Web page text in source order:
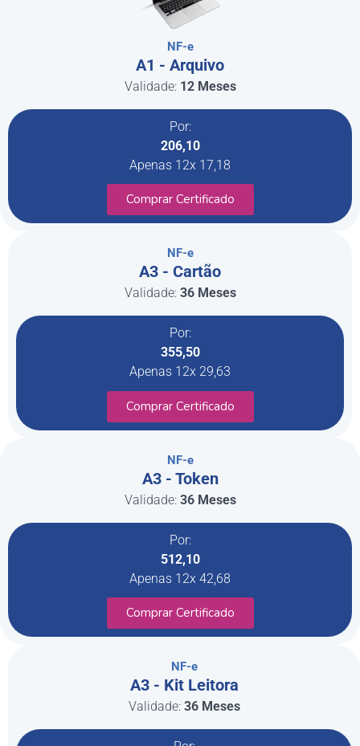
NF-e
A1 - Arquivo
Validade: 12 Meses
Por:
206,10
Apenas 12x 17,18
Comprar Certificado
NF-e
A3 - Cartão
Validade: 36 Meses
Por:
355,50
Apenas 12x 29,63
Comprar Certificado
NF-e
A3 - Token
Validade: 36 Meses
Por:
512,10
Apenas 12x 42,68
Comprar Certificado
NF-e
A3 - Kit Leitora
Validade: 36 Meses